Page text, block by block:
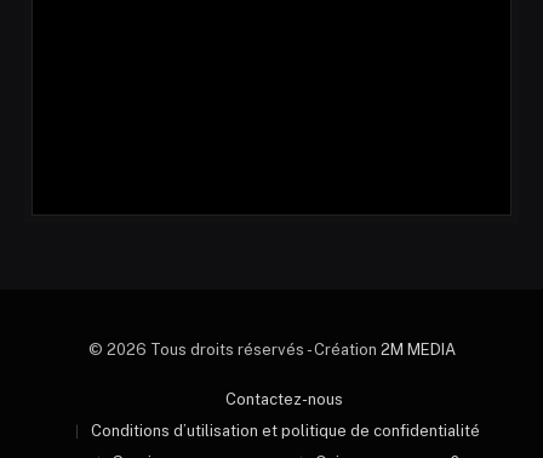
© 2026 Tous droits réservés - Création 2M MEDIA
Contactez-nous
Conditions d’utilisation et politique de confidentialité